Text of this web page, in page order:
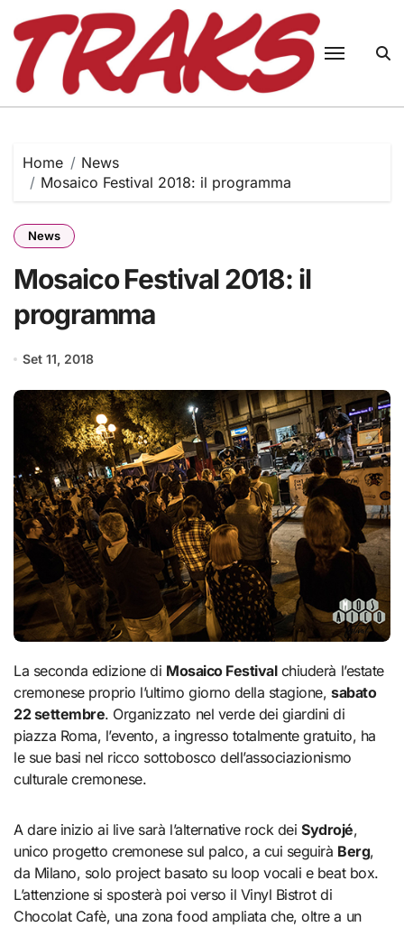
content
Home
News
Mosaico Festival 2018: il programma
News
Mosaico Festival 2018: il
programma
Set 11, 2018
La seconda edizione di Mosaico Festivalchiuderà l’estate
cremonese proprio l’ultimo giorno della stagione, sabato
22 settembre. Organizzato nel verde dei giardini di
piazza Roma, l’evento, a ingresso totalmente gratuito, ha
le sue basi nel ricco sottobosco dell’associazionismo
culturale cremonese.
A dare inizio ai live sarà l’alternative rock dei Sydrojé,
unico progetto cremonese sul palco, a cui seguirà Berg,
da Milano, solo project basato su loop vocali e beat box.
L’attenzione si sposterà poi verso il Vinyl Bistrot di
Chocolat Cafè, una zona food ampliata che, oltre a un